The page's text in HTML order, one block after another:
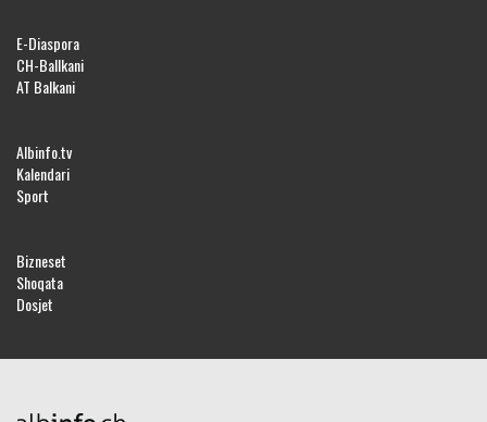
E-Diaspora
CH-Ballkani
AT Balkani
Albinfo.tv
Kalendari
Sport
Bizneset
Shoqata
Dosjet